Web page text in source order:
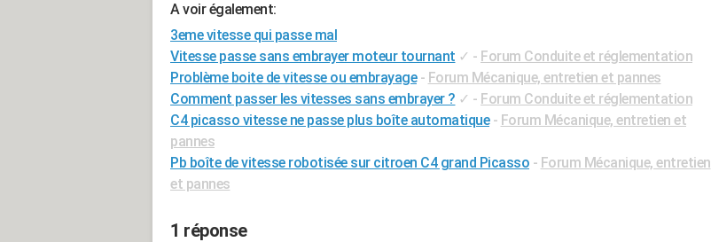
A voir également:
3eme vitesse qui passe mal
Vitesse passe sans embrayer moteur tournant ✓ - Forum Conduite et réglementation
Problème boite de vitesse ou embrayage - Forum Mécanique, entretien et pannes
Comment passer les vitesses sans embrayer ? ✓ - Forum Conduite et réglementation
C4 picasso vitesse ne passe plus boîte automatique - Forum Mécanique, entretien et
pannes
Pb boîte de vitesse robotisée sur citroen C4 grand Picasso - Forum Mécanique, entretien
et pannes
1 réponse